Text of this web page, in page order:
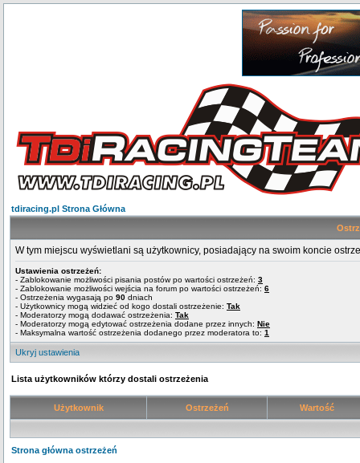
tdiracing.pl Strona Główna
W tym miejscu wyświetlani są użytkownicy, posiadający na swoim koncie
Ustawienia ostrzeżeń:
- Zablokowanie możliwości pisania postów po wartości ostrzeżeń: 3
- Zablokowanie możliwości wejścia na forum po wartości ostrzeżeń: 6
- Ostrzeżenia wygasają po 90 dniach
- Użytkownicy mogą widzieć od kogo dostali ostrzeżenie: Tak
- Moderatorzy mogą dodawać ostrzeżenia: Tak
- Moderatorzy mogą edytować ostrzeżenia dodane przez innych: Nie
- Maksymalna wartość ostrzeżenia dodanego przez moderatora to: 1
Ukryj ustawienia
Lista użytkowników którzy dostali ostrzeżenia
Użytkownik Ostrzeżeń Wartość
Strona główna ostrzeżeń